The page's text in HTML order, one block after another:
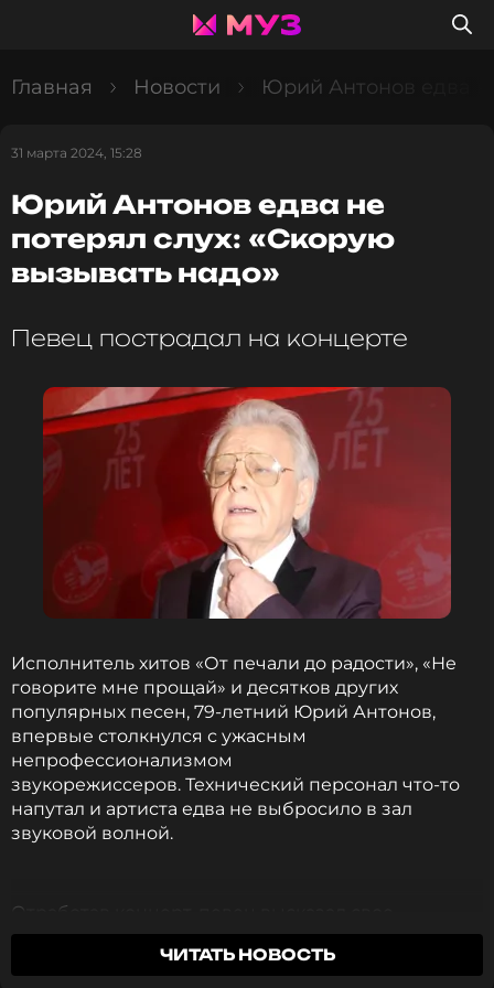
Главная Новости Юрий Антонов едва
31 марта 2024, 15:28
Юрий Антонов едва не
потерял слух: «Скорую
вызывать надо»
Певец пострадал на концерте
Исполнитель хитов «От печали до радости», «Не
говорите мне прощай» и десятков других
популярных песен, 79-летний Юрий Антонов,
впервые столкнулся с ужасным
непрофессионализмом
звукорежиссеров. Технический персонал что-то
напутал и артиста едва не выбросило в зал
звуковой волной.
Отработав концерт, певец высказал свое
возмущение работой сотрудников зала,
отвечавших за звук. Как выяснилось, Антонов мог
ЧИТАТЬ НОВОСТЬ